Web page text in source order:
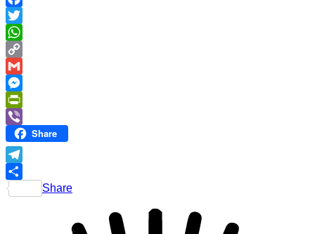
Facebook
Twitter
WhatsApp
Copy
Link
Gmail
Messenger
PrintFriendly
ViberShare
Telegram
Share